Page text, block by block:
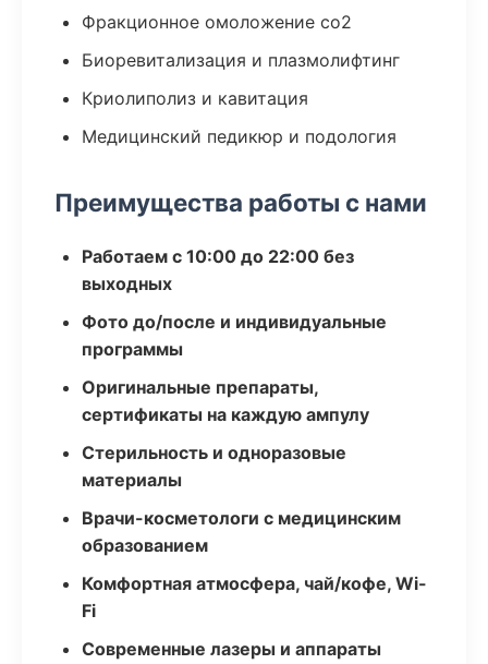
Фракционное омоложение co2
Биоревитализация и плазмолифтинг
Криолиполиз и кавитация
Медицинский педикюр и подология
Преимущества работы с нами
Работаем с 10:00 до 22:00 без
выходных
Фото до/после и индивидуальные
программы
Оригинальные препараты,
сертификаты на каждую ампулу
Стерильность и одноразовые
материалы
Врачи-косметологи с медицинским
образованием
Комфортная атмосфера, чай/кофе, Wi-
Fi
Современные лазеры и аппараты